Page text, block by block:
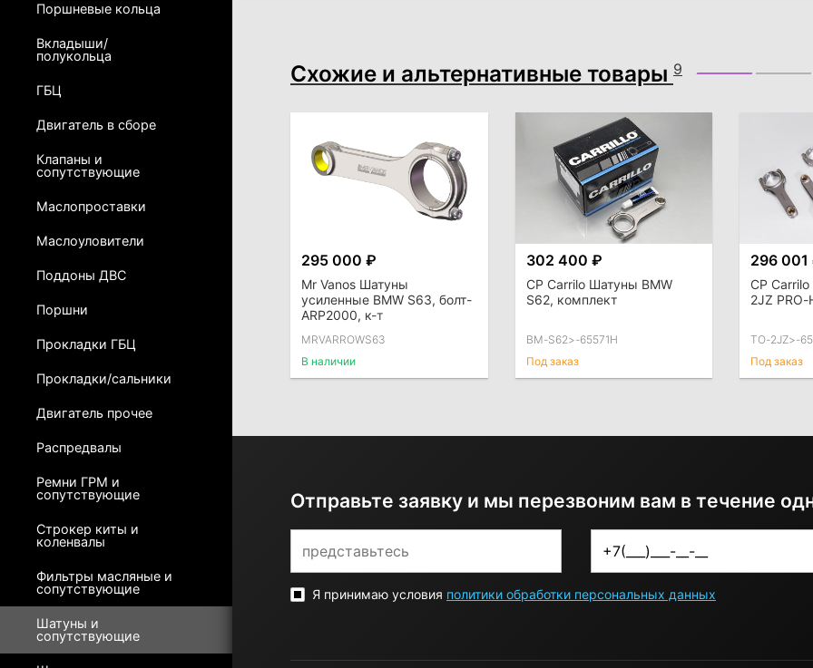
Схожие и альтернативные товары 9
295 000 ₽
Mr Vanos Шатуны
усиленные BMW S63, болт-
ARP2000, к-т
MRVARROWS63
В наличии
302 400 ₽
CP Carrilo Шатуны BMW
S62, комплект
BM-S62>-65571H
Под заказ
296 001
CP
2JZ
TO-2JZ>-
Под заказ
Отправьте заявку и мы перезвоним вам в течение
Я принимаю условия политики обработки персональных данных
Поршневые кольца
Вкладыши/
полукольца
ГБЦ
Двигатель в сборе
Клапаны и
сопутствующие
Маслопроставки
Маслоуловители
Поддоны ДВС
Поршни
Прокладки ГБЦ
Прокладки/сальники
Двигатель прочее
Распредвалы
Ремни ГРМ и
сопутствующие
Строкер киты и
коленвалы
Фильтры масляные и
сопутствующие
Шатуны и
сопутствующие